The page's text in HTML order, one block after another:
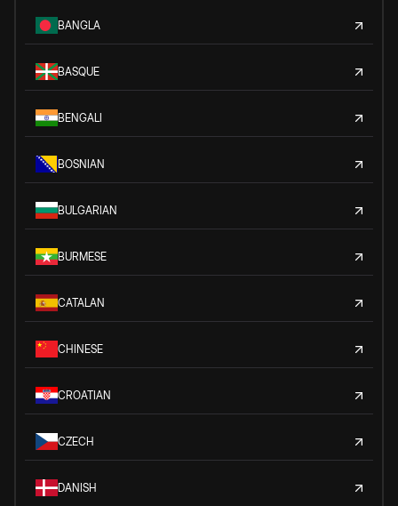
BANGLA
BASQUE
BENGALI
BOSNIAN
BULGARIAN
BURMESE
CATALAN
CHINESE
CROATIAN
CZECH
DANISH